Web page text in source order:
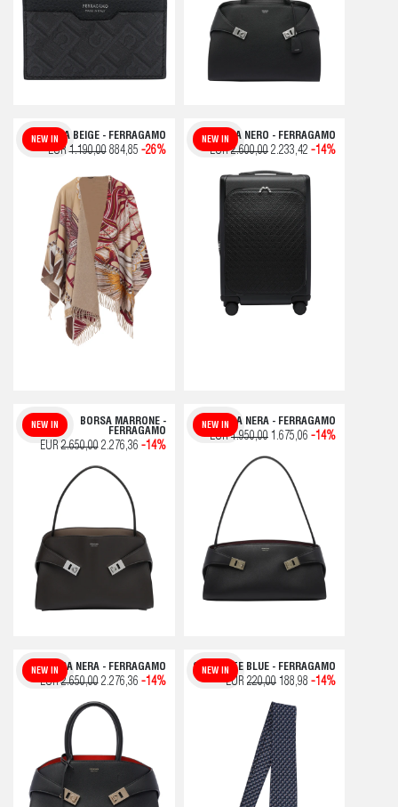
GIACCA BEIGE - FERRAGAMO
NEW IN
EUR1.190,00884,85 -26%
VALIGIA NERO - FERRAGAMO
NEW IN
EUR2.600,00 2.233,42 -14%
BORSA MARRONE -
FERRAGAMO
NEW IN
EUR2.650,002.276,36 -14%
BORSA NERA - FERRAGAMO
NEW IN
EUR1.950,00 1.675,06 -14%
BORSA NERA - FERRAGAMO
NEW IN
EUR2.650,002.276,36 -14%
CRAVATTE BLUE - FERRAGAMO
NEW IN
EUR 220,00 188,98 -14%